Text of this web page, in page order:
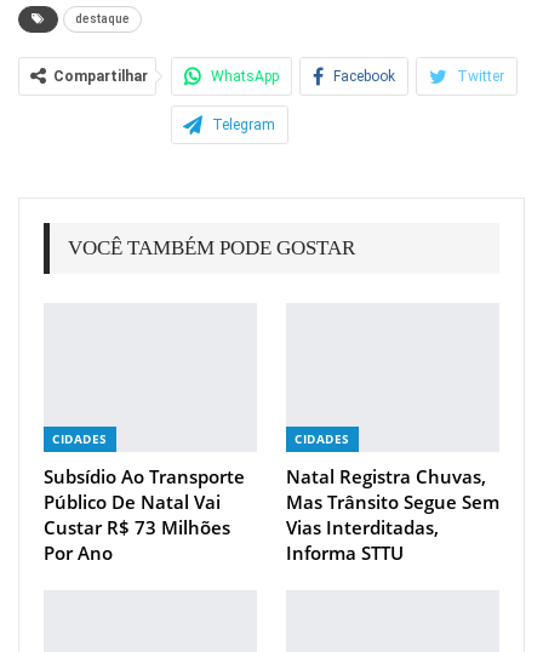
destaque
Compartilhar WhatsApp Facebook Twitter
Telegram
VOCÊ TAMBÉM PODE GOSTAR
CIDADES
Subsídio Ao Transporte
Público De Natal Vai
Custar R$ 73 Milhões
Por Ano
CIDADES
Natal Registra Chuvas,
Mas Trânsito Segue Sem
Vias Interditadas,
Informa STTU